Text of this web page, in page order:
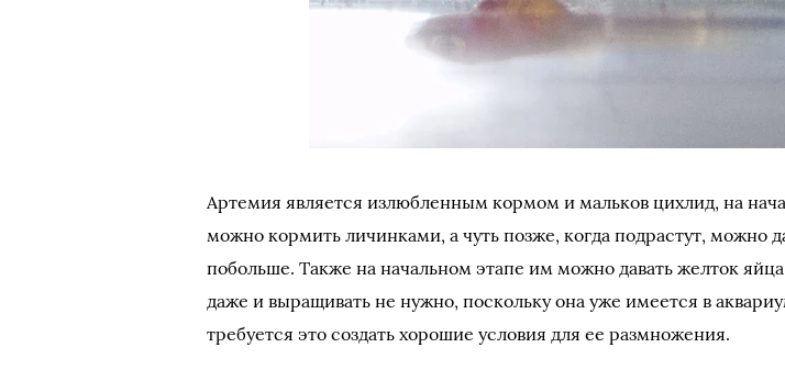
Артемия является излюбленным кормом и мальков цихлид, на
можно кормить личинками, а чуть позже, когда подрастут, можно
побольше. Также на начальном этапе им можно давать желток
даже и выращивать не нужно, поскольку она уже имеется в
требуется это создать хорошие условия для ее размножения.